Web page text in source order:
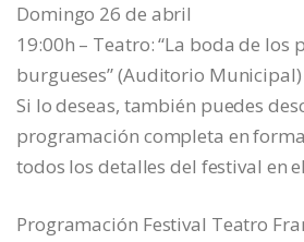
Domingo 26 de abril
19:00h – Teatro: “La boda de los
burgueses” (Auditorio Municipal)
Si lo deseas, también puedes
programación completa en
todos los detalles del festival en
Programación Festival Teatro